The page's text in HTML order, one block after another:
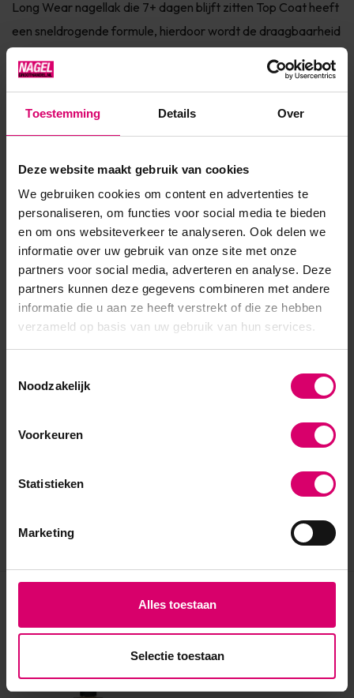
Toestemming Details Over
Deze website maakt gebruik van cookies
We gebruiken cookies om content en advertenties te
personaliseren, om functies voor social media te bieden
en om ons websiteverkeer te analyseren. Ook delen we
informatie over uw gebruik van onze site met onze
partners voor social media, adverteren en analyse. Deze
partners kunnen deze gegevens combineren met andere
informatie die u aan ze heeft verstrekt of die ze hebben
verzameld op basis van uw gebruik van hun services.
Noodzakelijk
Voorkeuren
Statistieken
Marketing
Alles toestaan
Selectie toestaan
Long Wear nagellak die 7+ dagen blijft zitten Top Coat heeft
een sneldrogende formule, hierdoor wordt de draagbaarheid
en vitamine E voor de verzorging van de nagel Dierproefvrij
Product specificaties
EAN 639370013442